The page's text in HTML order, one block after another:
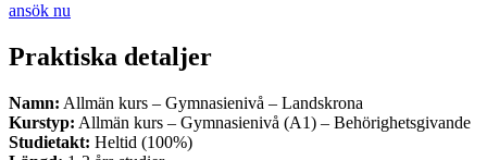
ansök nu
Praktiska detaljer
Namn: Allmän kurs – Gymnasienivå – Landskrona
Kurstyp: Allmän kurs – Gymnasienivå (A1) – Behörighetsgivande
Studietakt: Heltid (100%)